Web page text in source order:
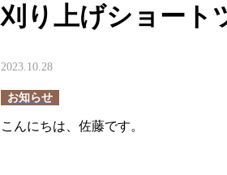
刈り上げショート
2023.10.28
お知らせ
こんにちは、佐藤です。